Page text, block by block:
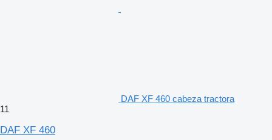
DAF XF 460 cabeza tractora
11
DAF XF 460